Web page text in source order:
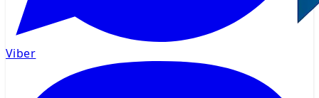
Viber